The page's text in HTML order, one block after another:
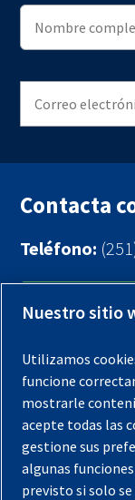
Contacta
Teléfono:
Contáctenos
Registra tu
Aviso legal
Garantías
Política de
Términos y
Nuestro sitio
Utilizamos
funcione
mostrarle
acepte todas las
gestione sus
algunas
previsto si solo